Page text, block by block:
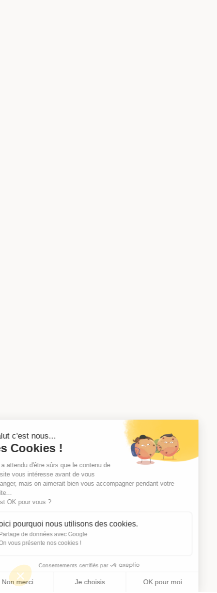
Salut c'est nous...
les Cookies !
On a attendu d'être sûrs que le contenu de
ce site vous intéresse avant de vous
déranger, mais on aimerait bien vous accompagner pendant votre
C'est OK pour vous ?
Voici pourquoi nous utilisons des cookies.
Partage de données avec Google
On vous présente nos cookies !
Consentements certifiés par
Non merci Je choisis OK pour moi